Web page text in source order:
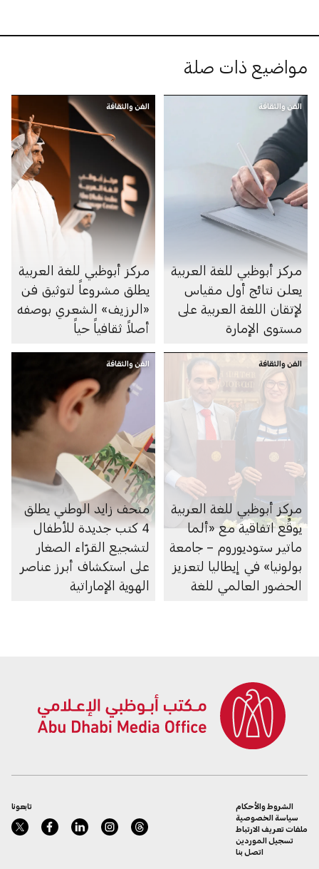
مواضيع ذات صلة
الفن والثقافة
مركز أبوظبي للغة العربية
يعلن نتائج أول مقياس
لإتقان اللغة العربية على
مستوى الإمارة
الفن والثقافة
مركز أبوظبي للغة العربية
يطلق مشروعاً لتوثيق فن
«الرزيف» الشعري بوصفه
أصلاً ثقافياً حياً
الفن والثقافة
مركز أبوظبي للغة العربية
يوقِّع اتفاقية مع «ألما
ماتير ستوديوروم – جامعة
بولونيا» في إيطاليا لتعزيز
الحضور العالمي للغة
الفن والثقافة
متحف زايد الوطني يطلق
4 كتب جديدة للأطفال
لتشجيع القرّاء الصغار
على استكشاف أبرز عناصر
الهوية الإماراتية
تابعونا
الشروط والأحكام
سياسة الخصوصية
ملفات تعريف الارتباط
تسجيل الموردين
اتصل بنا